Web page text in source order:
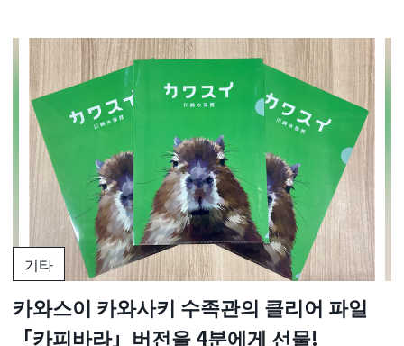
기타
카와스이 카와사키 수족관의 클리어 파일
「카피바라」버전을 4분에게 선물!